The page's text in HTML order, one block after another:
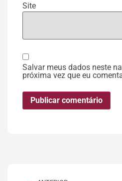
Site
Salvar meus dados neste
próxima vez que eu